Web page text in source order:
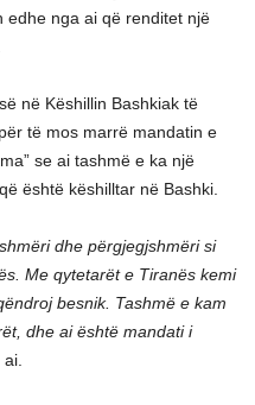
edhe nga ai që renditet një
në Këshillin Bashkiak të
të mos marrë mandatin e
se ai tashmë e ka një
është këshilltar në Bashki.
dhe përgjegjshmëri si
Me qytetarët e Tiranës kemi
besnik. Tashmë e kam
dhe ai është mandati i